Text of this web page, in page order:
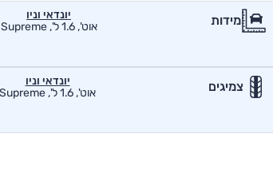
מידות
יונדאי וניו
אוט', 1.6 ל', Supreme
צמיגים
יונדאי וניו
אוט', 1.6 ל', Supreme